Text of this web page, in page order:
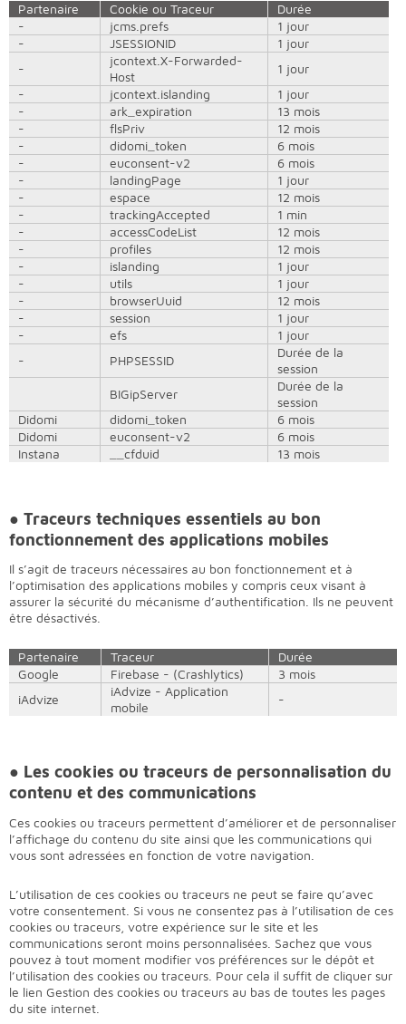
Partenaire Cookie ou Traceur
Durée
-
jcms.prefs
1 jour
-
JSESSIONID
1 jour
-
jcontext.X-Forwarded-
Host
1 jour
-
jcontext.islanding
1 jour
-
ark_expiration
13 mois
-
flsPriv
12 mois
-
didomi_token
6 mois
-
euconsent-v2
6 mois
-
landingPage
1 jour
-
espace
12 mois
-
trackingAccepted
1 min
-
accessCodeList
12 mois
-
profiles
12 mois
-
islanding
1 jour
-
utils
1 jour
-
browserUuid
12 mois
-
session
1 jour
-
efs
1 jour
-
PHPSESSID
Durée de la
session
BIGipServer
Durée de la
session
Didomi
didomi_token
6 mois
Didomi
euconsent-v2
6 mois
Instana
__cfduid 13 mois
● Traceurs techniques essentiels au bon
fonctionnement des applications mobiles
Il s’agit de traceurs nécessaires au bon fonctionnement et à
l’optimisation des applications mobiles y compris ceux visant à
assurer la sécurité du mécanisme d’authentification. Ils ne peuvent
être désactivés.
Partenaire Traceur
Durée
Google
Firebase - (Crashlytics)
3 mois
iAdvize
iAdvize - Application
mobile
-
● Les cookies ou traceurs de personnalisation du
contenu et des communications
Ces cookies ou traceurs permettent d’améliorer et de personnaliser
l’affichage du contenu du site ainsi que les communications qui
vous sont adressées en fonction de votre navigation.
L’utilisation de ces cookies ou traceurs ne peut se faire qu’avec
votre consentement. Si vous ne consentez pas à l’utilisation de ces
cookies ou traceurs, votre expérience sur le site et les
communications seront moins personnalisées. Sachez que vous
pouvez à tout moment modifier vos préférences sur le dépôt et
l’utilisation des cookies ou traceurs. Pour cela il suffit de cliquer sur
le lien Gestion des cookies ou traceurs au bas de toutes les pages
du site internet.